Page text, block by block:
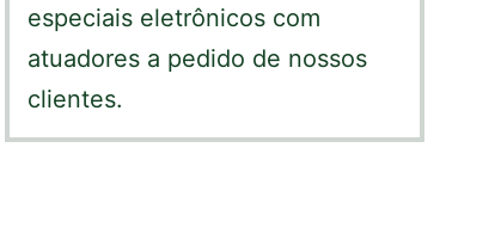
especiais eletrônicos com
atuadores a pedido de nossos
clientes.